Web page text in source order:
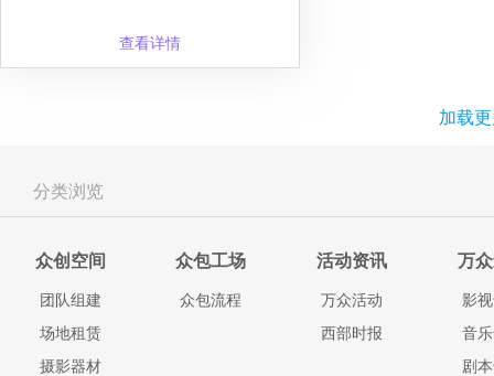
查看详情
加载
分类浏览
众创空间
团队组建
场地租赁
摄影器材
众包工场
众包流程
活动资讯
万众活动
西部时报
万
影
音
剧